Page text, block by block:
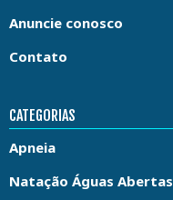
Anuncie conosco
Contato
CATEGORIAS
Apneia
Natação Águas Abertas